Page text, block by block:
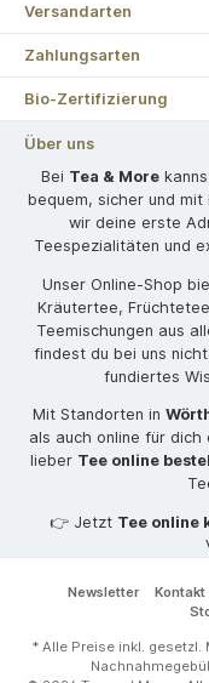
Versandarten
Zahlungsarten
Bio-Zertifizierung
Über uns
Bei Tea & More
bequem, sicher und
wir deine erste
Teespezialitäten und
Unser Online-Shop
Kräutertee,
Teemischungen aus
findest du bei uns
fundiertes
Mit Standorten in
als auch online für
lieber Tee online
👉 Jetzt Tee online
Newsletter Kontakt
* Alle Preise inkl. gesetzl.